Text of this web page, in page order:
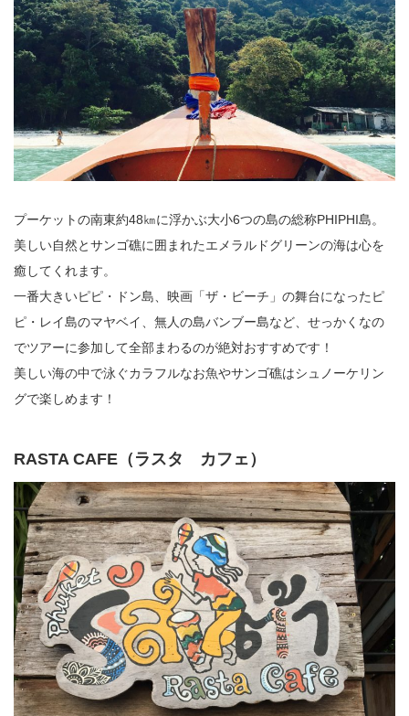
プーケットの南東約48㎞に浮かぶ大小6つの島の総称PHIPHI島。
美しい自然とサンゴ礁に囲まれたエメラルドグリーンの海は心を
癒してくれます。
一番大きいピピ・ドン島、映画「ザ・ビーチ」の舞台になったピ
ピ・レイ島のマヤベイ、無人の島バンブー島など、せっかくなの
でツアーに参加して全部まわるのが絶対おすすめです！
美しい海の中で泳ぐカラフルなお魚やサンゴ礁はシュノーケリン
グで楽しめます！
RASTA CAFE（ラスタ カフェ）